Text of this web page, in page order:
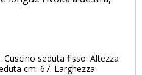
Cuscino seduta fisso. Altezza
cm: 67. Larghezza